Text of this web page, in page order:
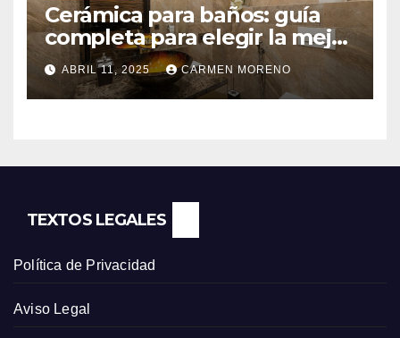
Cerámica para baños: guía
completa para elegir la mejor
opción
ABRIL 11, 2025 CARMEN MORENO
TEXTOS LEGALES
Política de Privacidad
Aviso Legal